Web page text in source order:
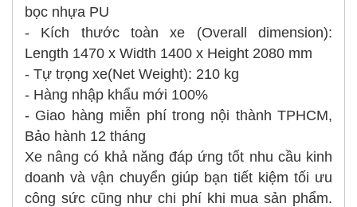
bọc nhựa PU
- Kích thước toàn xe (Overall dimension):
Length 1470 x Width 1400 x Height 2080 mm
- Tự trọng xe(Net Weight): 210 kg
- Hàng nhập khẩu mới 100%
- Giao hàng miễn phí trong nội thành TPHCM,
Bảo hành 12 tháng
Xe nâng có khả năng đáp ứng tốt nhu cầu kinh
doanh và vận chuyển giúp bạn tiết kiệm tối ưu
công sức cũng như chi phí khi mua sản phẩm.